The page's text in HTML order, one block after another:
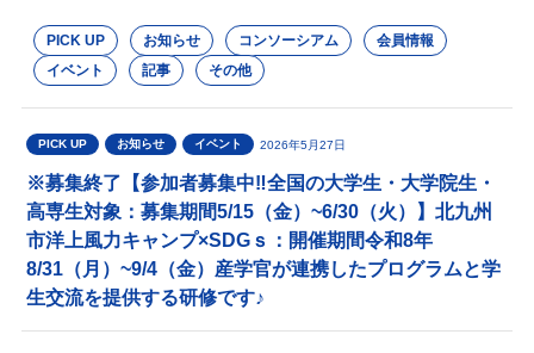
PICK UP お知らせ コンソーシアム
会員情報
イベント
記事 その他
PICK UP お知らせ イベント 2026年5月27日
※募集終了【参加者募集中‼全国の大学生・大学院生・
高専生対象：募集期間5/15（金）~6/30（火）】北九州
市洋上風力キャンプ×SDGｓ：開催期間令和8年
8/31（月）~9/4（金）産学官が連携したプログラムと学
生交流を提供する研修です♪